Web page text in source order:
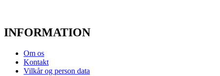
INFORMATION
Om os
Kontakt
Vilkår og person data